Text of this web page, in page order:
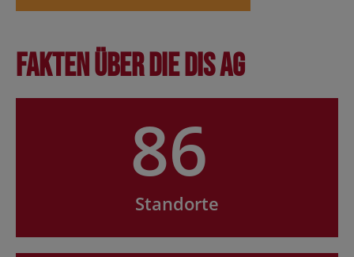
Fakten über die DIS AG
86
Standorte